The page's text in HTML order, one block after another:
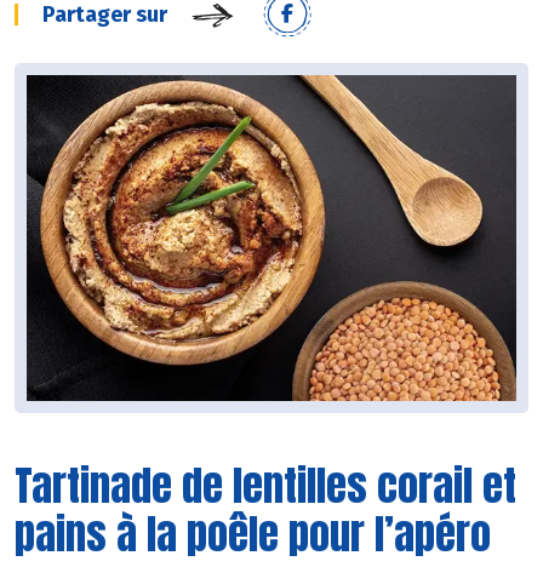
Partager sur
Tartinade de lentilles corail et
pains à la poêle pour l’apéro